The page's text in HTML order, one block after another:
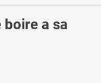
boire a sa